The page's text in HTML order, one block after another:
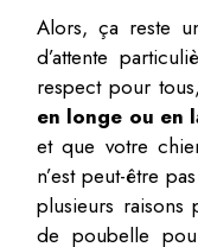
Alors, ça reste
d’attente
respect pour
en longe ou en
et que votre
n’est peut-être
plusieurs raisons
de poubelle